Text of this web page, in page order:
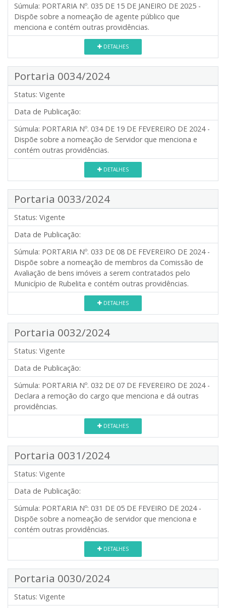
Súmula: PORTARIA Nº. 035 DE 15 DE JANEIRO DE 2025 -
Dispõe sobre a nomeação de agente público que
menciona e contém outras providências.
DETALHES
Portaria 0034/2024
Status: Vigente
Data de Publicação:
Súmula: PORTARIA Nº. 034 DE 19 DE FEVEREIRO DE 2024 -
Dispõe sobre a nomeação de Servidor que menciona e
contém outras providências.
DETALHES
Portaria 0033/2024
Status: Vigente
Data de Publicação:
Súmula: PORTARIA Nº. 033 DE 08 DE FEVEREIRO DE 2024 -
Dispõe sobre a nomeação de membros da Comissão de
Avaliação de bens imóveis a serem contratados pelo
Município de Rubelita e contém outras providências.
DETALHES
Portaria 0032/2024
Status: Vigente
Data de Publicação:
Súmula: PORTARIA Nº. 032 DE 07 DE FEVEREIRO DE 2024 -
Declara a remoção do cargo que menciona e dá outras
providências.
DETALHES
Portaria 0031/2024
Status: Vigente
Data de Publicação:
Súmula: PORTARIA Nº: 031 DE 05 DE FEVEIRO DE 2024 -
Dispõe sobre a nomeação de servidor que menciona e
contém outras providências.
DETALHES
Portaria 0030/2024
Status: Vigente